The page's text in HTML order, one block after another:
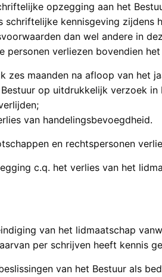
opzegging aan het
schriftelijke kennisgeving zijdens
dan wel andere in
personen verliezen bovendien
zes maanden na afloop van het
op uitdrukkelijk verzoek
van handelingsbevoegdheid.
en rechtspersonen
c.q. het verlies van het
van het lidmaatschap
per schrijven heeft kennis
van het Bestuur als